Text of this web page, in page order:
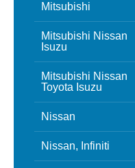
Mitsubishi
Mitsubishi Nissan
Isuzu
Mitsubishi Nissan
Toyota Isuzu
Nissan
Nissan, Infiniti